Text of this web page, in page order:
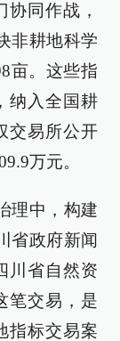
同作战，
非耕地科学
亩。这些指
纳入全国耕
交易所公开
万元。
理中，构建
省政府新闻
川省自然资
笔交易，是
指标交易案